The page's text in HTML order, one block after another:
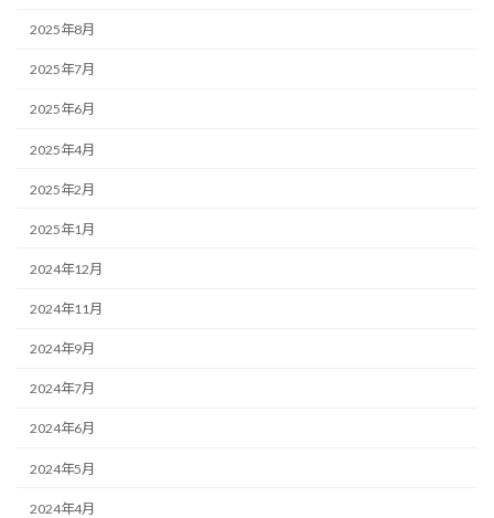
2025年8月
2025年7月
2025年6月
2025年4月
2025年2月
2025年1月
2024年12月
2024年11月
2024年9月
2024年7月
2024年6月
2024年5月
2024年4月